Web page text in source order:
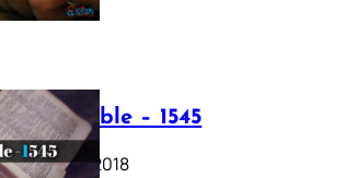
Luther Bible – 1545
October 17, 2018